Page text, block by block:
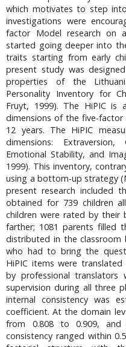
which motivates to step
investigations were
factor Model research on
started going deeper into
traits starting from early
present study was
properties of the
Personality Inventory for
Fruyt, 1999). The HiPIC is
dimensions of the five-
12 years. The HiPIC
dimensions: Extraversion,
Emotional Stability, and
1999). This inventory,
using a bottom-up strategy
present research included
obtained for 739 children
children were rated by
farther; 1081 parents filled
distributed in the classroom
who had to bring the
HiPIC items were
by professional
supervision during all three
internal consistency was
coefficient. At the domain
from 0.808 to 0.909,
consistency ranged within